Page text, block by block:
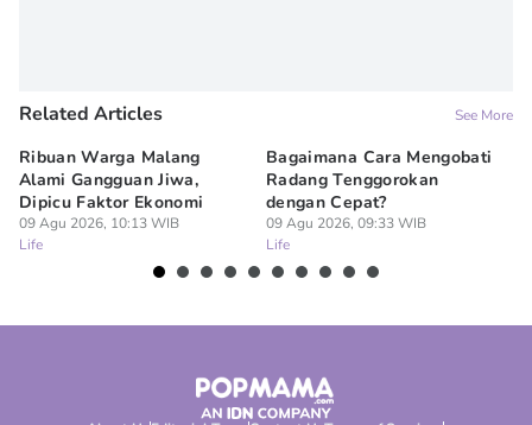
Related Articles See More
Ribuan Warga Malang
Alami Gangguan Jiwa,
Dipicu Faktor Ekonomi
09 Agu 2026, 10:13 WIB
Life
Bagaimana Cara Mengobati
Radang Tenggorokan
dengan Cepat?
09 Agu 2026, 09:33 WIB
Life